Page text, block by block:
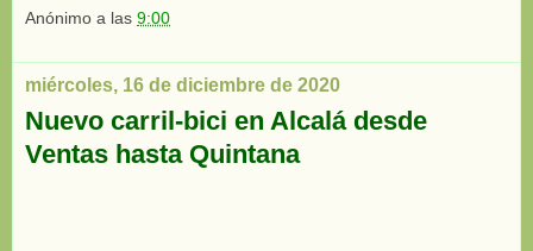
Anónimo a las 9:00
miércoles, 16 de diciembre de 2020
Nuevo carril-bici en Alcalá desde
Ventas hasta Quintana